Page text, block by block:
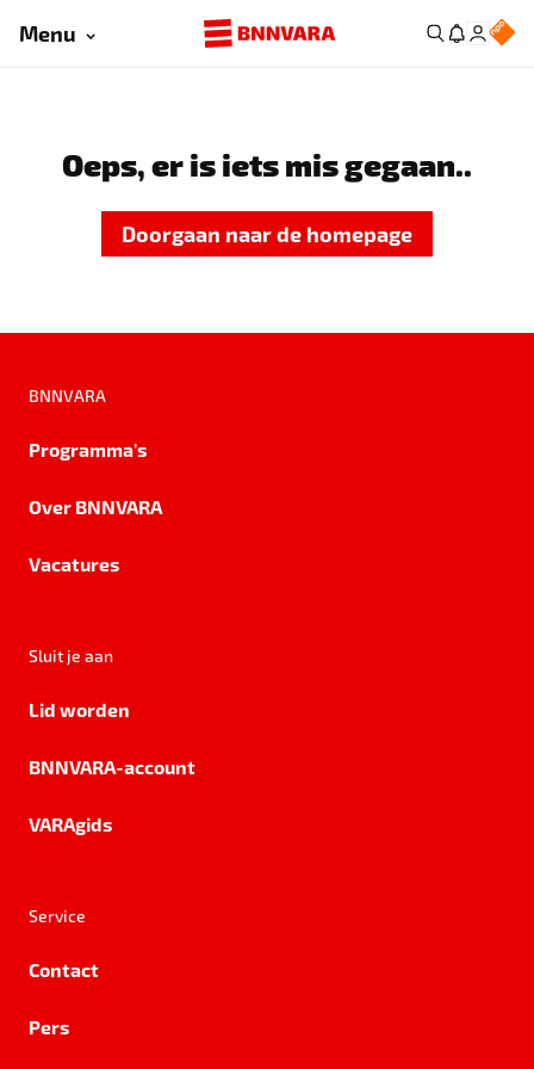
Menu
Oeps, er is iets mis gegaan..
Doorgaan naar de homepage
BNNVARA
Programma's
Over BNNVARA
Vacatures
Sluit je aan
Lid worden
BNNVARA-account
VARAgids
Service
Contact
Pers